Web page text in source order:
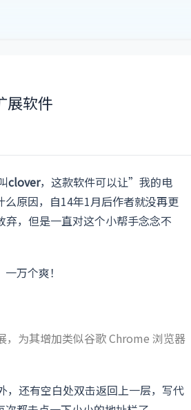
展软件
clover，这款软件可以让”我的电
原因，自14年1月后作者就没再更
，但是一直对这个小帮手念念不
万个爽！
为其增加类似谷歌 Chrome 浏览器
还有空白处双击返回上一层，写代